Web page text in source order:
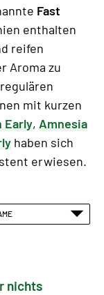
Fast
enthalten
reifen
Aroma zu
mit kurzen
Early, Amnesia
haben sich
erwiesen.
nichts